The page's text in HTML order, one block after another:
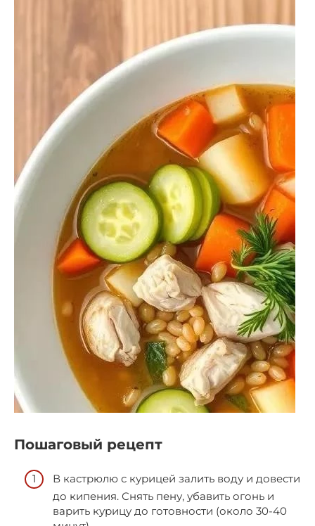
Пошаговый рецепт
В кастрюлю с курицей залить воду и довести
до кипения. Снять пену, убавить огонь и
варить курицу до готовности (около 30-40